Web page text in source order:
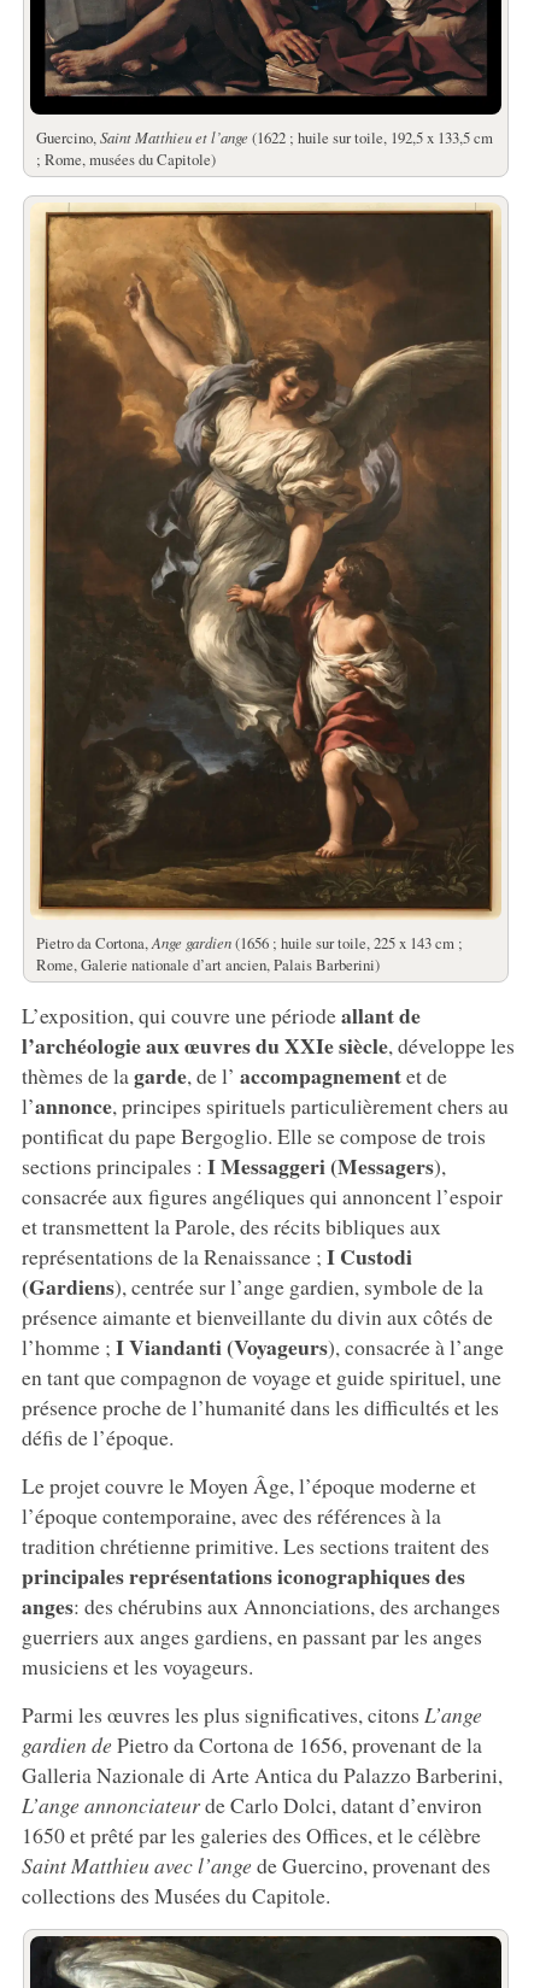
Guercino,Saint Matthieu et l’ange (1622 ; huile sur toile, 192,5 x 133,5 cm
; Rome, musées du Capitole)
Pietro da Cortona,Ange gardien(1656 ; huile sur toile, 225 x 143 cm ;
Rome, Galerie nationale d’art ancien, Palais Barberini)
L’exposition, qui couvre une périodeallant de
l’archéologie aux œuvres du XXIe siècle, développe les
thèmes de lagarde, de l’ accompagnementet de
l’annonce, principes spirituels particulièrement chers au
pontificat du pape Bergoglio. Elle se compose de trois
sections principales : I Messaggeri (Messagers),
consacrée aux figures angéliques qui annoncent l’espoir
et transmettent la Parole, des récits bibliques aux
représentations de la Renaissance ; I Custodi
(Gardiens), centrée sur l’ange gardien, symbole de la
présence aimante et bienveillante du divin aux côtés de
l’homme ; I Viandanti (Voyageurs), consacrée à l’ange
en tant que compagnon de voyage et guide spirituel, une
présence proche de l’humanité dans les difficultés et les
défis de l’époque.
Le projet couvre le Moyen Âge, l’époque moderne et
l’époque contemporaine, avec des références à la
tradition chrétienne primitive. Les sections traitent des
principales représentations iconographiques des
anges: des chérubins aux Annonciations, des archanges
guerriers aux anges gardiens, en passant par les anges
musiciens et les voyageurs.
Parmi les œuvres les plus significatives, citons L’ange
gardien dePietro da Cortona de 1656, provenant de la
Galleria Nazionale di Arte Antica du Palazzo Barberini,
L’ange annonciateurde Carlo Dolci, datant d’environ
1650 et prêté par les galeries des Offices, et le célèbre
Saint Matthieu avec l’angede Guercino, provenant des
collections des Musées du Capitole.